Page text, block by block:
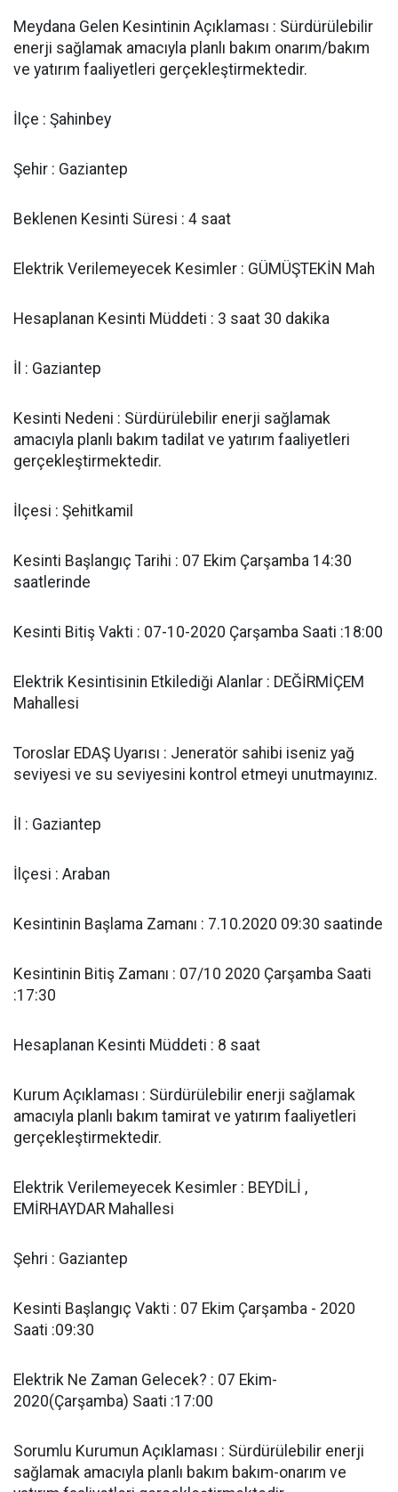
Meydana Gelen Kesintinin Açıklaması : Sürdürülebilir
enerji sağlamak amacıyla planlı bakım onarım/bakım
ve yatırım faaliyetleri gerçekleştirmektedir.
İlçe : Şahinbey
Şehir : Gaziantep
Beklenen Kesinti Süresi : 4 saat
Elektrik Verilemeyecek Kesimler : GÜMÜŞTEKİN Mah
Hesaplanan Kesinti Müddeti : 3 saat 30 dakika
İl : Gaziantep
Kesinti Nedeni : Sürdürülebilir enerji sağlamak
amacıyla planlı bakım tadilat ve yatırım faaliyetleri
gerçekleştirmektedir.
İlçesi : Şehitkamil
Kesinti Başlangıç Tarihi : 07 Ekim Çarşamba 14:30
saatlerinde
Kesinti Bitiş Vakti : 07-10-2020 Çarşamba Saati :18:00
Elektrik Kesintisinin Etkilediği Alanlar : DEĞİRMİÇEM
Mahallesi
Toroslar EDAŞ Uyarısı : Jeneratör sahibi iseniz yağ
seviyesi ve su seviyesini kontrol etmeyi unutmayınız.
İl : Gaziantep
İlçesi : Araban
Kesintinin Başlama Zamanı : 7.10.2020 09:30 saatinde
Kesintinin Bitiş Zamanı : 07/10 2020 Çarşamba Saati
:17:30
Hesaplanan Kesinti Müddeti : 8 saat
Kurum Açıklaması : Sürdürülebilir enerji sağlamak
amacıyla planlı bakım tamirat ve yatırım faaliyetleri
gerçekleştirmektedir.
Elektrik Verilemeyecek Kesimler : BEYDİLİ ,
EMİRHAYDAR Mahallesi
Şehri : Gaziantep
Kesinti Başlangıç Vakti : 07 Ekim Çarşamba - 2020
Saati :09:30
Elektrik Ne Zaman Gelecek? : 07 Ekim-
2020(Çarşamba) Saati :17:00
Sorumlu Kurumun Açıklaması : Sürdürülebilir enerji
sağlamak amacıyla planlı bakım bakım-onarım ve